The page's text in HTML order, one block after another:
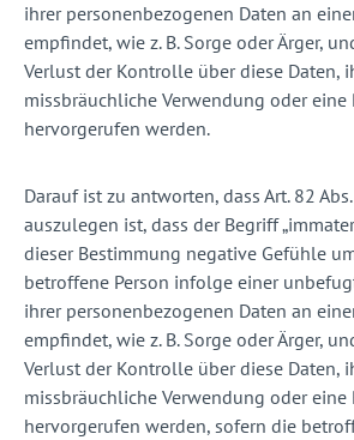
ihrer personenbezogenen Daten an
empfindet, wie z. B. Sorge oder Ärger,
Verlust der Kontrolle über diese Daten,
missbräuchliche Verwendung oder
hervorgerufen werden.
Darauf ist zu antworten, dass Art. 82
auszulegen ist, dass der Begriff
dieser Bestimmung negative Gefühle
betroffene Person infolge einer
ihrer personenbezogenen Daten an
empfindet, wie z. B. Sorge oder Ärger,
Verlust der Kontrolle über diese Daten,
missbräuchliche Verwendung oder
hervorgerufen werden, sofern die